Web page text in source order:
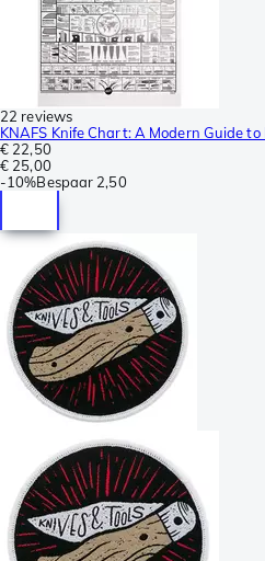
22 reviews
KNAFS Knife Chart: A Modern Guide to
€ 22,50
€ 25,00
-10%Bespaar 2,50